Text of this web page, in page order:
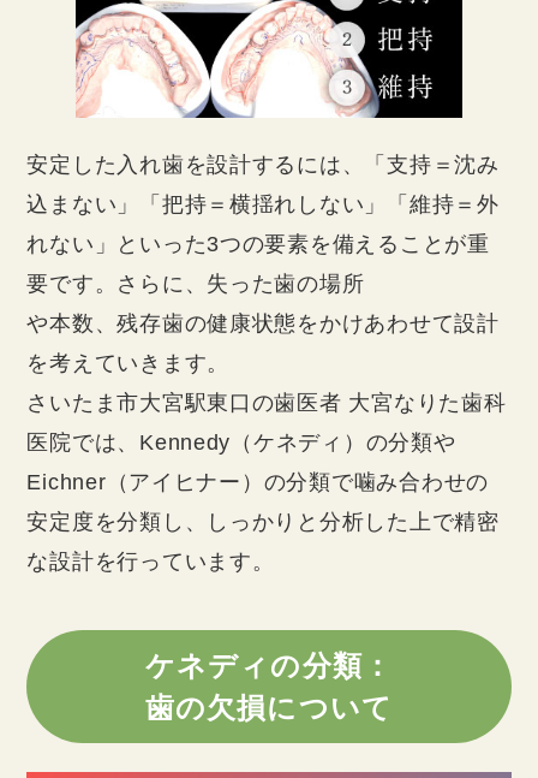
安定した入れ歯を設計するには、「支持＝沈み
込まない」「把持＝横揺れしない」「維持＝外
れない」といった3つの要素を備えることが重
要です。さらに、失った歯の場所
や本数、残存歯の健康状態をかけあわせて設計
を考えていきます。
さいたま市大宮駅東口の歯医者 大宮なりた歯科
医院では、Kennedy（ケネディ）の分類や
Eichner（アイヒナー）の分類で噛み合わせの
安定度を分類し、しっかりと分析した上で精密
な設計を行っています。
ケネディの分類：
歯の欠損について